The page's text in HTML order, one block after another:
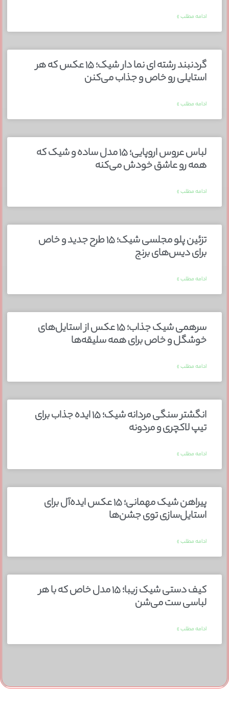
ادامه مطلب »
گردنبند رشته ای نما دار شیک؛ ۱۵ عکس که هر
استایلی رو خاص و جذاب می‌کنن
ادامه مطلب »
لباس عروس اروپایی؛ ۱۵ مدل ساده و شیک که
همه رو عاشق خودش می‌کنه
ادامه مطلب »
تزئین پلو مجلسی شیک؛ ۱۵ طرح جدید و خاص
برای دیس‌های برنج
ادامه مطلب »
سرهمی شیک جذاب؛ ۱۵ عکس از استایل‌های
خوشگل و خاص برای همه سلیقه‌ها
ادامه مطلب »
انگشتر سنگی مردانه شیک؛ ۱۵ ایده جذاب برای
تیپ لاکچری و مردونه
ادامه مطلب »
پیراهن شیک مهمانی؛ ۱۵ عکس ایده‌آل برای
استایل‌سازی توی جشن‌ها
ادامه مطلب »
کیف دستی شیک زیبا؛ ۱۵ مدل خاص که با هر
لباسی ست می‌شن
ادامه مطلب »